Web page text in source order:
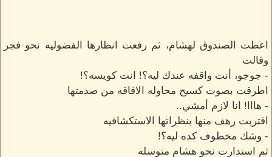
اعطت الصندوق لهشام، ثم رفعت انظارها الفضوليه نحو فجر
وقالت
- جوجو، أنت واقفه عندك ليه؟! انت كويسه؟!
اطرقت بصوت كسيح محاوله الافاقه من صدمتها
- هااا! انا لازم أمشي..
اقتربت رهف منها بنظراتها الاستكشافيه
- وشك مخطوف كده ليه؟!
ثم استدارت نحو هشام متوسله